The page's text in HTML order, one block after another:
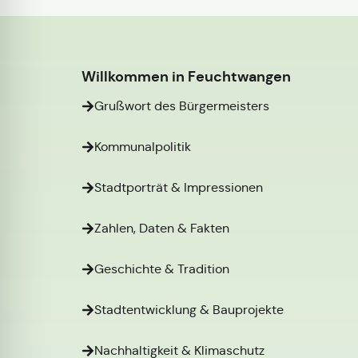
Willkommen in Feuchtwangen
Grußwort des Bürgermeisters
Kommunalpolitik
Stadtporträt & Impressionen
Zahlen, Daten & Fakten
Geschichte & Tradition
Stadtentwicklung & Bauprojekte
Nachhaltigkeit & Klimaschutz